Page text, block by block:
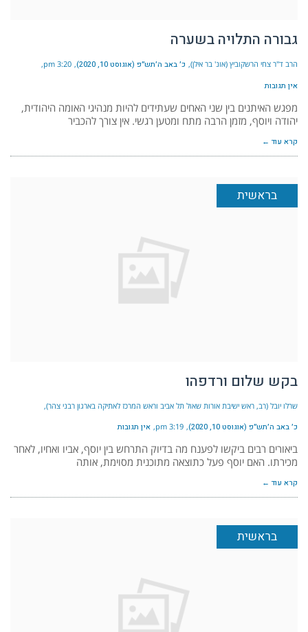
גבורה התלויה בשערה
הרב ד"ר צחי הרשקוביץ (אונ' בר אילן) כ׳ באב ה׳תש״פ (אוגוסט 10, 2020) 3:20 pm
אין תגובות
מפגש האיתנים בין שני האחים שעתידים להיות מנהיגי האומה היהודית,
יהודה ויוסף, מזמן הרבה מתח ומטען רגשי. אין צורך להכביר
קרא עוד ←
בראשית
בקש שלום ורדפהו
שרלו יובל (רב, ראש ישיבת אורות שאול תל אביב וראש המרכז לאתיקה בארגון רבני צהר)
כ׳ באב ה׳תש״פ (אוגוסט 10, 2020) 3:19 pm אין תגובות
ביאורים רבים ביקשו לפענח מה בדיוק התרחש בין יוסף, אביו ואחיו, לאחר
מכירתו. האם יוסף פעל כתוצאה מתוכנית מסוימת, אותה
קרא עוד ←
בראשית